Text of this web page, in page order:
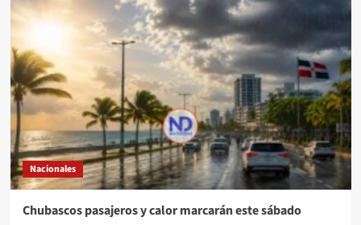
Nacionales
Chubascos pasajeros y calor marcarán este sábado